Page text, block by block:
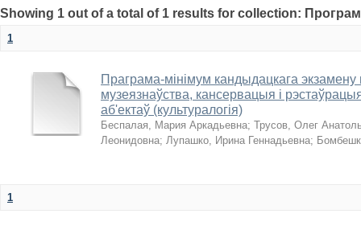
Showing 1 out of a total of 1 results for collection:
1
Праграма-мінімум кандыдацкага
музеязнаўства, кансервацыя і
аб'ектаў (культуралогія)
Беспалая, Мария Аркадьевна; Трусов, Олег
Леонидовна; Лупашко, Ирина Геннадьевна;
1